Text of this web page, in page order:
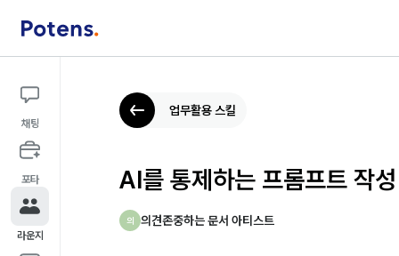
채팅
포타
라운지
업무활용 스킬
AI를 통제하는 프롬프트 작
의 의견존중하는 문서 아티스트